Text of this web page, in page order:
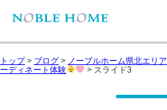
トップ> ブログ > ノーブルホーム県北エリア
ーディネート体験
> スライド3